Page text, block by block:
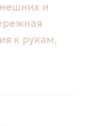
и
к рукам,